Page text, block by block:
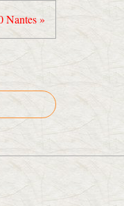
Nantes »